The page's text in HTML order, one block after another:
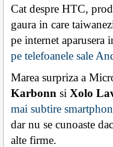
Cat despre HTC,
gaura in care
pe internet aparusera
pe telefoanele sale
Marea surpriza a
Karbonn si Xolo
mai subtire
dar nu se cunoaste
alte firme.